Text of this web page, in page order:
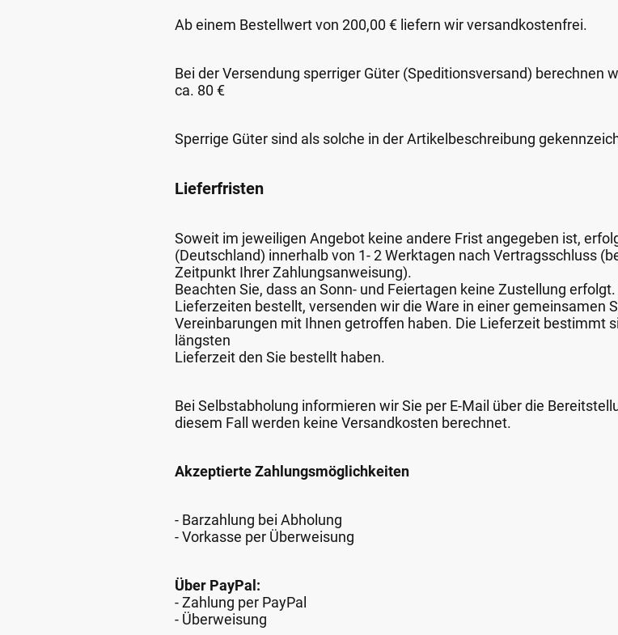
Ab einem Bestellwert von 200,00 € liefern wir versandkostenfrei.
Bei der Versendung sperriger Güter (Speditionsversand) berechnen
ca. 80 €
Sperrige Güter sind als solche in der Artikelbeschreibung
Lieferfristen
Soweit im jeweiligen Angebot keine andere Frist angegeben ist,
(Deutschland) innerhalb von 1- 2 Werktagen nach Vertragsschluss
Zeitpunkt Ihrer Zahlungsanweisung).
Beachten Sie, dass an Sonn- und Feiertagen keine Zustellung
Lieferzeiten bestellt, versenden wir die Ware in einer gemeinsamen
Vereinbarungen mit Ihnen getroffen haben. Die Lieferzeit bestimmt
längsten
Lieferzeit den Sie bestellt haben.
Bei Selbstabholung informieren wir Sie per E-Mail über die
diesem Fall werden keine Versandkosten berechnet.
Akzeptierte Zahlungsmöglichkeiten
- Barzahlung bei Abholung
- Vorkasse per Überweisung
Über PayPal:
- Zahlung per PayPal
- Überweisung